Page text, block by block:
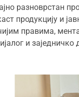
разноврстан
продукцију и
правима,
и